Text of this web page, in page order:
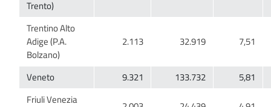
Trentino Alto
Adige (P.A.
Friuli Venezia